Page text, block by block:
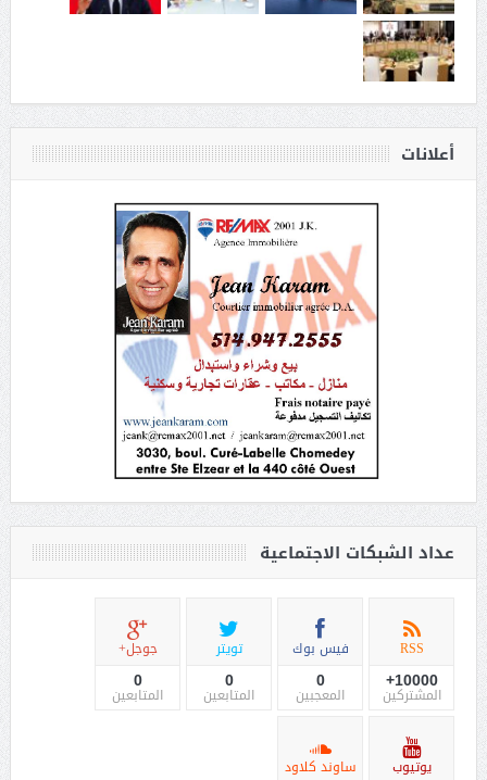
أعلانات
عداد الشبكات الاجتماعية
RSS
10000+
المشتركين
فيس بوك
0
المعجبين
تويتر
0
المتابعين
جوجل+
0
المتابعين
يوتيوب ساوند كلاود